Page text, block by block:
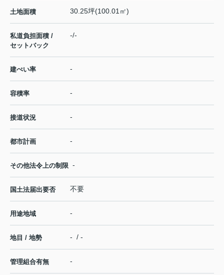
土地面積 30.25坪(100.01㎡)
私道負担面積 /
セットバック
-/-
建ぺい率 -
容積率 -
接道状況 -
都市計画 -
その他法令上の制限 -
国土法届出要否 不要
用途地域 -
地目 / 地勢 - / -
管理組合有無 -